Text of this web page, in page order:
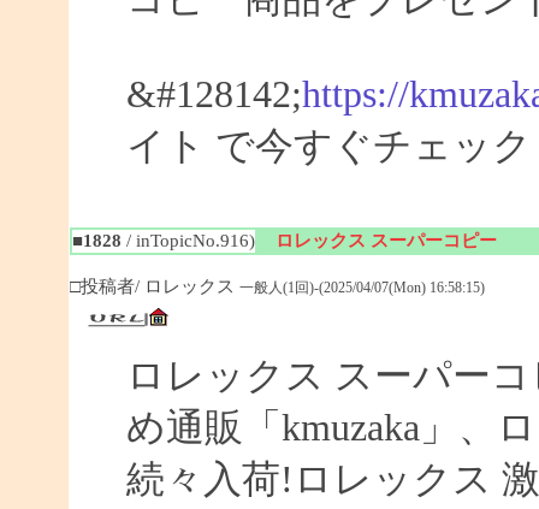
&#128142;https://
イト で今すぐチェック
■1828 / inTopicNo.916) ロレックス スーパーコピー
□投稿者/ ロレックス 一般人(1回)-(2025/04/07(Mon) 16:58:15)
ロレックス スーパー
め通販「kmuzaka」、
続々入荷!ロレックス